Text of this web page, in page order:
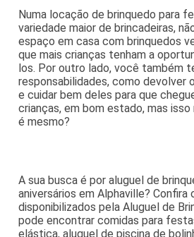
Numa locação de brinquedo para
variedade maior de brincadeiras,
espaço em casa com brinquedos
que mais crianças tenham a
los. Por outro lado, você também
responsabilidades, como devolver
e cuidar bem deles para que
crianças, em bom estado, mas isso
é mesmo?
A sua busca é por aluguel de
aniversários em Alphaville? Confira
disponibilizados pela Aluguel de
pode encontrar comidas para
elástica, aluguel de piscina de